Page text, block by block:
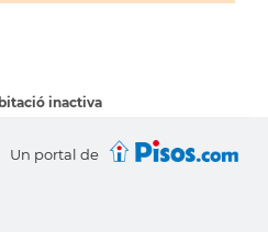
inactiva
Un portal de